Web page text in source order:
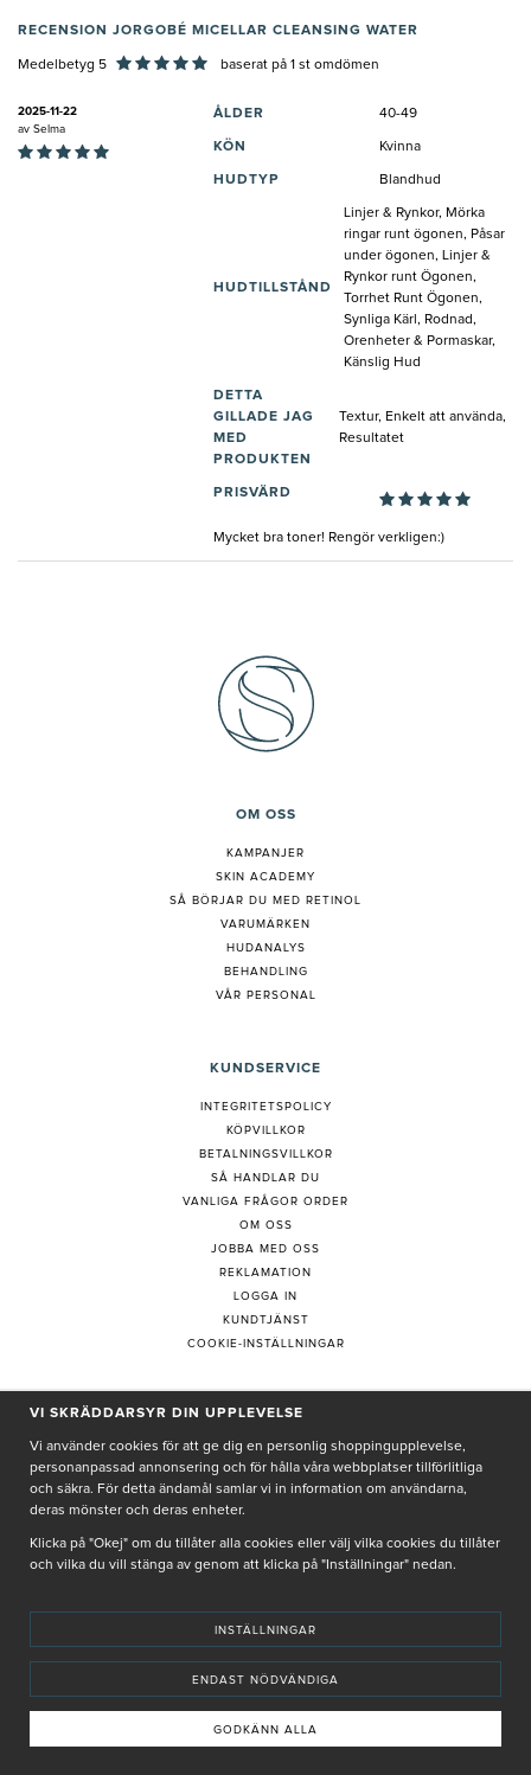
RECENSION JORGOBÉ MICELLAR CLEANSING WATER
Medelbetyg 5 baserat på 1 st omdömen
2025-11-22
av Selma
ÅLDER 40-49
KÖN Kvinna
HUDTYP Blandhud
HUDTILLSTÅND
Linjer & Rynkor, Mörka
ringar runt ögonen, Påsar
under ögonen, Linjer &
Rynkor runt Ögonen,
Torrhet Runt Ögonen,
Synliga Kärl, Rodnad,
Orenheter & Pormaskar,
Känslig Hud
DETTA
GILLADE JAG
MED
PRODUKTEN
Textur, Enkelt att använda,
Resultatet
PRISVÄRD
Mycket bra toner! Rengör verkligen:)
OM OSS
KAMPANJER
SKIN ACADEMY
SÅ BÖRJAR DU MED RETINOL
VARUMÄRKEN
HUDANALYS
BEHANDLING
VÅR PERSONAL
KUNDSERVICE
INTEGRITETSPOLICY
KÖPVILLKOR
BETALNINGSVILLKOR
SÅ HANDLAR DU
VANLIGA FRÅGOR ORDER
OM OSS
JOBBA MED OSS
REKLAMATION
LOGGA IN
KUNDTJÄNST
COOKIE-INSTÄLLNINGAR
PRENUMERERA PÅ NYHETSBREV
Genom att ge min e-post, accepterar jag Seth och Sallyintegritetspolicy
De uppgifter du matar in kommer endast användas till våra nyhetsbrev.
INNEHÅLLET OCH REKOMMENDATIONERNA PÅ DENNA SIDA ÄR FRAMTAGNA OCH GRANSKADE
AV VÅRA AUKTORISERADE HUDTERAPEUTER.
VI SKRÄDDARSYR DIN UPPLEVELSE
Vi använder cookies för att ge dig en personlig shoppingupplevelse,
personanpassad annonsering och för hålla våra webbplatser tillförlitliga
och säkra. För detta ändamål samlar vi in information om användarna,
deras mönster och deras enheter.
Klicka på "Okej" om du tillåter alla cookies eller välj vilka cookies du tillåter
och vilka du vill stänga av genom att klicka på "Inställningar" nedan.
INSTÄLLNINGAR
ENDAST NÖDVÄNDIGA
GODKÄNN ALLA